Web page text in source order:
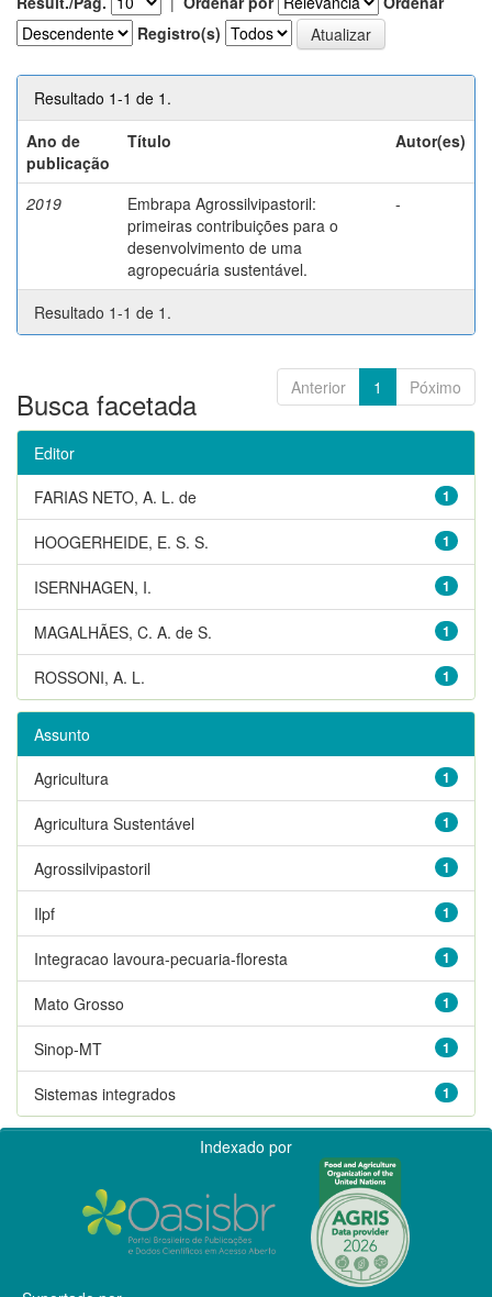
Registro(s)
Resultado 1-1 de 1.
Ano de
publicação
Título Autor(es)
2019
Embrapa Agrossilvipastoril:
primeiras contribuições para o
desenvolvimento de uma
agropecuária sustentável.
-
Resultado 1-1 de 1.
Anterior 1 Póximo
Busca facetada
Editor
1
FARIAS NETO, A. L. de
1
HOOGERHEIDE, E. S. S.
1
ISERNHAGEN, I.
1
MAGALHÃES, C. A. de S.
1
ROSSONI, A. L.
Assunto
1
Agricultura
1
Agricultura Sustentável
1
Agrossilvipastoril
1
Ilpf
1
Integracao lavoura-pecuaria-floresta
1
Mato Grosso
1
Sinop-MT
1
Sistemas integrados
Indexado por